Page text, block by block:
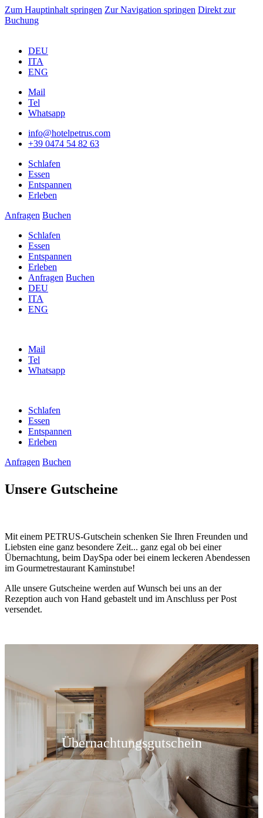
Zum Hauptinhalt springen Zur Navigation springen Direkt zur
Buchung
DEU
ITA
ENG
Mail
Tel
Whatsapp
info@hotelpetrus.com
+39 0474 54 82 63
Schlafen
Essen
Entspannen
Erleben
Anfragen Buchen
Schlafen
Essen
Entspannen
Erleben
Anfragen Buchen
DEU
ITA
ENG
Mail
Tel
Whatsapp
Schlafen
Essen
Entspannen
Erleben
Anfragen Buchen
Unsere Gutscheine
Mit einem PETRUS-Gutschein schenken Sie Ihren Freunden und
Liebsten eine ganz besondere Zeit... ganz egal ob bei einer
Übernachtung, beim DaySpa oder bei einem leckeren Abendessen
im Gourmetrestaurant Kaminstube!
Alle unsere Gutscheine werden auf Wunsch bei uns an der
Rezeption auch von Hand gebastelt und im Anschluss per Post
versendet.
Übernachtungsgutschein